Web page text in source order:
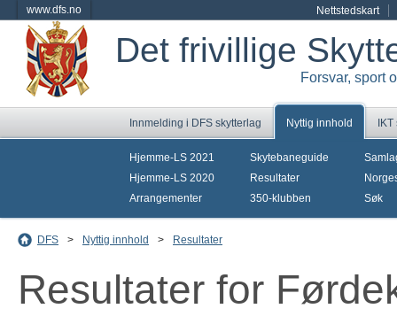
www.dfs.no Nettstedskart
Det frivillige
Forsvar, sport
Innmelding i DFS skytterlag Nyttig innhold
Hjemme-LS 2021
Hjemme-LS 2020
Arrangementer
Skytebaneguide
Resultater
350-klubben
Søk
DFS > Nyttig innhold > Resultater
Resultater for